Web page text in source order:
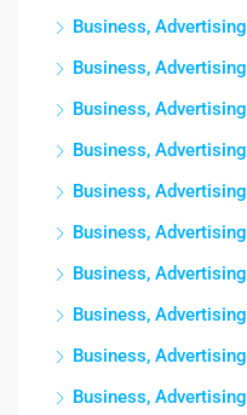
Business, Advertising
Business, Advertising
Business, Advertising
Business, Advertising
Business, Advertising
Business, Advertising
Business, Advertising
Business, Advertising
Business, Advertising
Business, Advertising